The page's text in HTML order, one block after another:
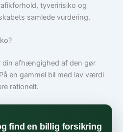
tyveririsiko og
samlede vurdering.
din afhængighed af den gør
en gammel bil med lav værdi
rationelt.
find en billig forsikring